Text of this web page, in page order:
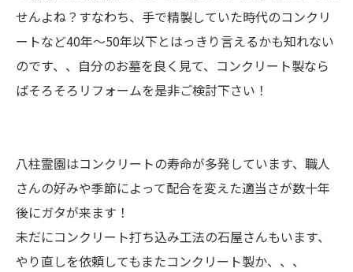
せんよね？すなわち、手で精製していた時代のコンクリ
ートなど40年～50年以下とはっきり言えるかも知れない
のです、、自分のお墓を良く見て、コンクリート製なら
ばそろそろリフォームを是非ご検討下さい！
八柱霊園はコンクリートの寿命が多発しています、職人
さんの好みや季節によって配合を変えた適当さが数十年
後にガタが来ます！
未だにコンクリート打ち込み工法の石屋さんもいます、
やり直しを依頼してもまたコンクリート製か、、、